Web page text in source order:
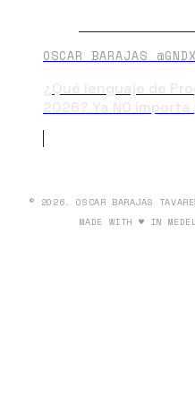
OSCAR BARAJAS @GNDX
© 2026. OSCAR BARAJAS
MADE WITH ♥ IN